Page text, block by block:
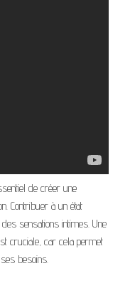
de créer une
Contribuer à un état
sensations intimes. Une
cruciale, car cela permet
besoins.